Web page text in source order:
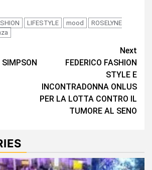
LIFESTYLE mood
ROSELYNE
SIMPSON
Next
FEDERICO FASHION
STYLE E
INCONTRADONNA ONLUS
PER LA LOTTA CONTRO IL
TUMORE AL SENO